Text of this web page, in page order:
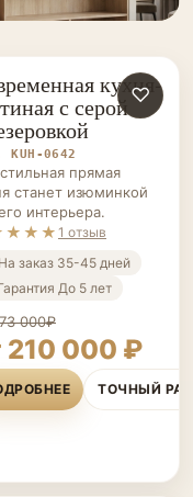
НА ЗАКАЗ ♡
кухня-
с серой
KUH-0642
прямая
станет изюминкой
интерьера.
1 отзыв
заказ 35-45 дней
До 5 лет
000₽
210 000 ₽
ТОЧНЫЙ